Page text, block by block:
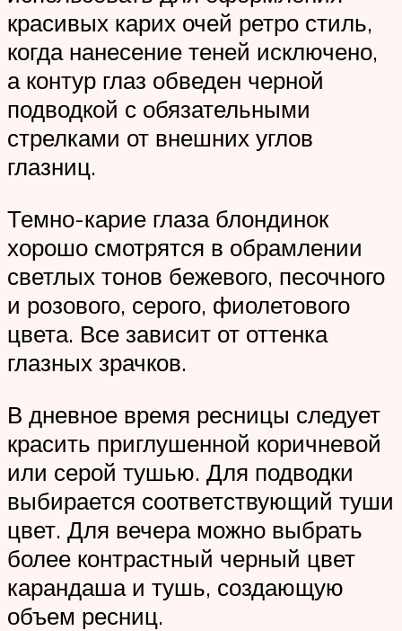
красивых карих очей ретро стиль,
когда нанесение теней исключено,
а контур глаз обведен черной
подводкой с обязательными
стрелками от внешних углов
глазниц.
Темно-карие глаза блондинок
хорошо смотрятся в обрамлении
светлых тонов бежевого, песочного
и розового, серого, фиолетового
цвета. Все зависит от оттенка
глазных зрачков.
В дневное время ресницы следует
красить приглушенной коричневой
или серой тушью. Для подводки
выбирается соответствующий туши
цвет. Для вечера можно выбрать
более контрастный черный цвет
карандаша и тушь, создающую
объем ресниц.